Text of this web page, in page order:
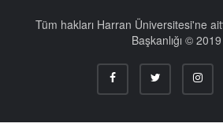
Tüm hakları Harran Üniversitesi'ne
Başkanlığı © 2019